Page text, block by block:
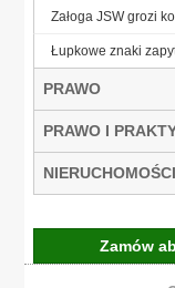
Załoga JSW grozi
Łupkowe znaki
PRAWO
PRAWO I
NIERUCHOMOŚCI
Zamów